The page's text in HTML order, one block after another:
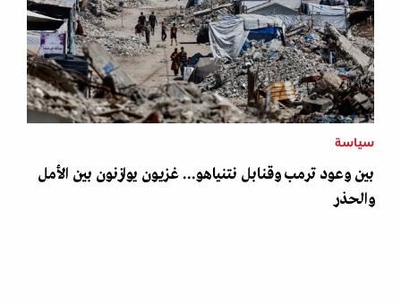
سياسة
بين وعود ترمب وقنابل نتنياهو... غزيون يوازنون بين الأمل
والحذر